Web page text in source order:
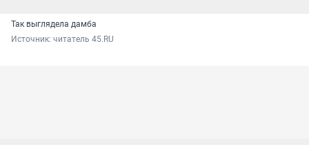
Так выглядела дамба
Источник: читатель 45.RU